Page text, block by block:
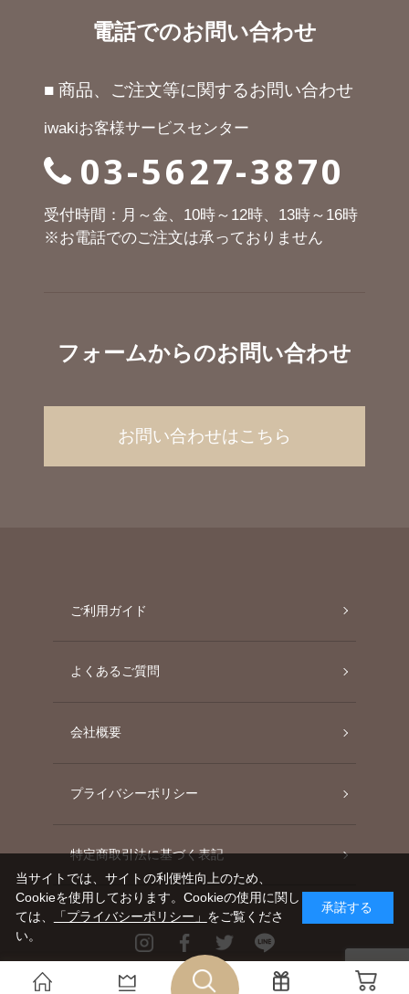
電話でのお問い合わせ
■ 商品、ご注文等に関するお問い合わせ
iwakiお客様サービスセンター
03-5627-3870
受付時間：月～金、10時～12時、13時～16時
※お電話でのご注文は承っておりません
フォームからのお問い合わせ
お問い合わせはこちら
ご利用ガイド
よくあるご質問
会社概要
プライバシーポリシー
特定商取引法に基づく表記
InstagramFacebookTwitter
当サイトでは、サイトの利便性向上のため、
Cookieを使用しております。Cookieの使用に関し
ては、
「プライバシーポリシー」 をご覧くださ
い。
承諾する